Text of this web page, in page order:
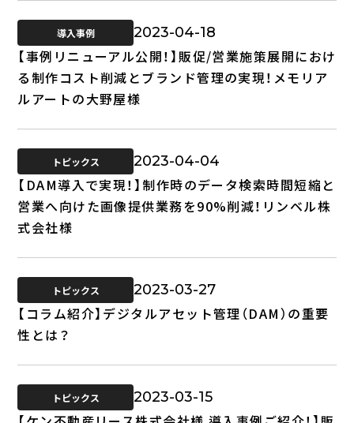
導入事例 2023-04-18
【事例リニューアル公開！】販促/営業施策展開におけ
る制作コスト削減とブランド管理の実現！メモリア
ルアートの大野屋様
トピックス 2023-04-04
【DAM導入で実現！】制作時のデータ検索時間短縮と
営業へ向けた画像提供業務を90%削減！リンベル株
式会社様
トピックス 2023-03-27
【コラム紹介】デジタルアセット管理（DAM）の重要
性とは？
トピックス 2023-03-15